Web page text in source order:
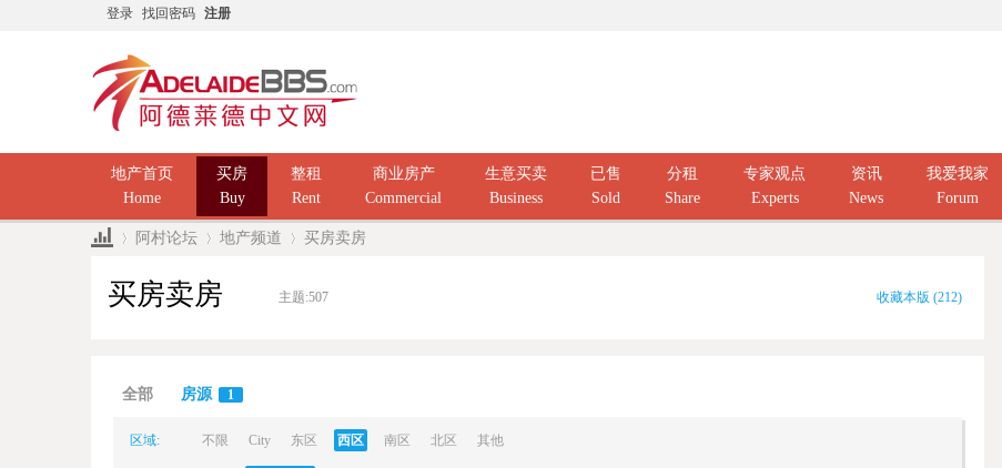
登录 找回密码 注册
地产首页
Home
买房
Buy
整租
Rent
商业房产
Commercial
生意买卖
Business
已售
Sold
分租
Share
专家观点
Experts
资讯
News
我爱我家
Forum
阿村论坛 地产频道 买房卖房
买房卖房 主题:507 收藏本版 (212)
全部 房源 1
区域: 不限 City 东区 西区 南区 北区 其他